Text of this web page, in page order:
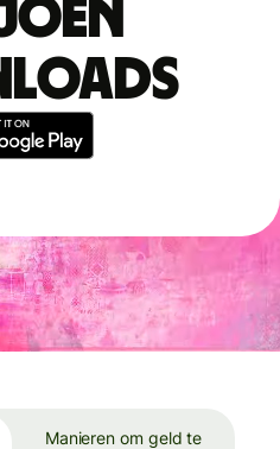
Manieren om geld te